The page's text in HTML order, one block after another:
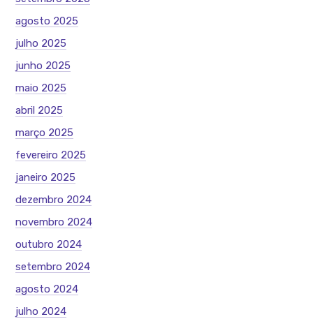
agosto 2025
julho 2025
junho 2025
maio 2025
abril 2025
março 2025
fevereiro 2025
janeiro 2025
dezembro 2024
novembro 2024
outubro 2024
setembro 2024
agosto 2024
julho 2024